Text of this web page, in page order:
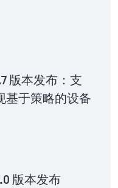
版本发布：支
基于策略的设备
版本发布